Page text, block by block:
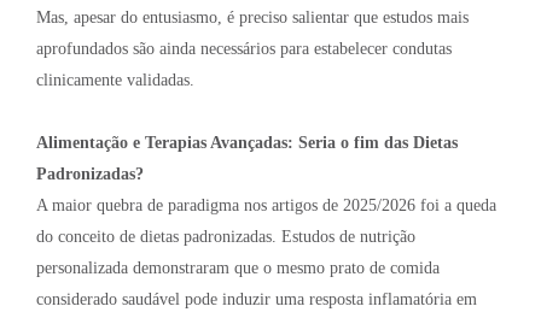
Mas, apesar do entusiasmo, é preciso salientar que estudos mais
aprofundados são ainda necessários para estabelecer condutas
clinicamente validadas.
Alimentação e Terapias Avançadas: Seria o fim das Dietas
Padronizadas?
A maior quebra de paradigma nos artigos de 2025/2026 foi a queda
do conceito de dietas padronizadas. Estudos de nutrição
personalizada demonstraram que o mesmo prato de comida
considerado saudável pode induzir uma resposta inflamatória em